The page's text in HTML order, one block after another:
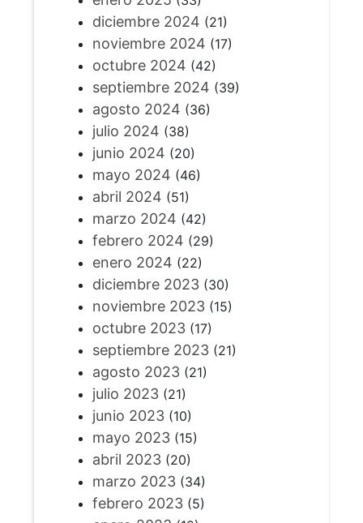
diciembre 2024 (21)
noviembre 2024 (17)
octubre 2024 (42)
septiembre 2024 (39)
agosto 2024 (36)
julio 2024 (38)
junio 2024 (20)
mayo 2024 (46)
abril 2024 (51)
marzo 2024 (42)
febrero 2024 (29)
enero 2024 (22)
diciembre 2023(30)
noviembre 2023(15)
octubre 2023(17)
septiembre 2023(21)
agosto 2023(21)
julio 2023(21)
junio 2023(10)
mayo 2023(15)
abril 2023(20)
marzo 2023(34)
febrero 2023(5)